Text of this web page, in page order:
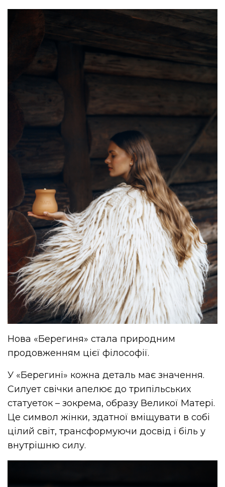
Нова «Берегиня» стала природним
продовженням цієї філософії.
У «Берегині» кожна деталь має значення.
Силует свічки апелює до трипільських
статуеток – зокрема, образу Великої Матері.
Це символ жінки, здатної вміщувати в собі
цілий світ, трансформуючи досвід і біль у
внутрішню силу.